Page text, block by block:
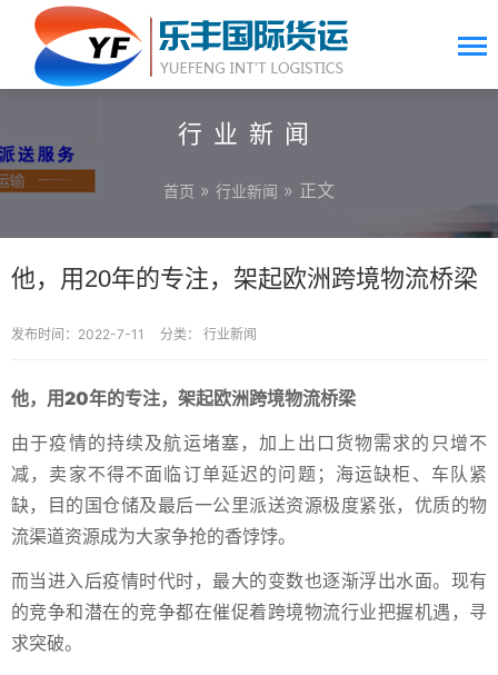
行业新闻
首页 » 行业新闻 » 正文
他，用20年的专注，架起欧洲跨境物流桥梁
发布时间：2022-7-11 分类： 行业新闻
他，用20年的专注，架起欧洲跨境物流桥梁
由于疫情的持续及航运堵塞，加上出口货物需求的只增不
减，卖家不得不面临订单延迟的问题；海运缺柜、车队紧
缺，目的国仓储及最后一公里派送资源极度紧张，优质的物
流渠道资源成为大家争抢的香饽饽。
而当进入后疫情时代时，最大的变数也逐渐浮出水面。现有
的竞争和潜在的竞争都在催促着跨境物流行业把握机遇，寻
求突破。